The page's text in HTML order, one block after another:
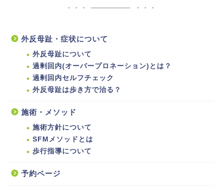
外反母趾・症状について
外反母趾について
過剰回内(オーバープロネーション)とは？
過剰回内セルフチェック
外反母趾は歩き方で治る？
施術・メソッド
施術方針について
SFMメソッドとは
歩行指導について
予約ページ